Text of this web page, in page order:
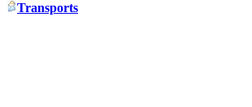
Transports